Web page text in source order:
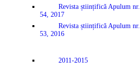
Revista științifică Apulum nr.
54, 2017
Revista științifică Apulum nr.
53, 2016
2011-2015